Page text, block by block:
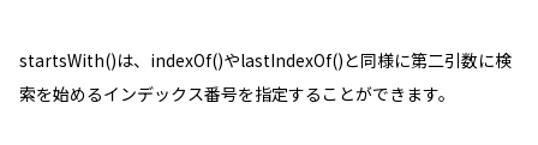
startsWith()は、indexOf()やlastIndexOf()と同様に第二引数に検
索を始めるインデックス番号を指定することができます。